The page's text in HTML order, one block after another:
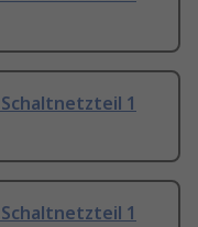
Schaltnetzteil 1
Schaltnetzteil 1